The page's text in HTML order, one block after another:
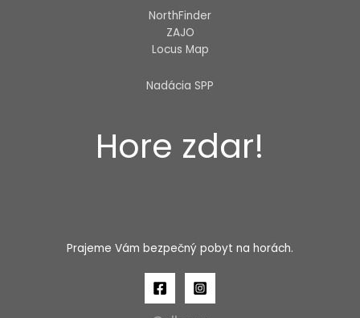
NorthFinder
ZAJO
Locus Map
Nadácia SPP
Hore zdar!
Prajeme Vám bezpečný pobyt na horách.